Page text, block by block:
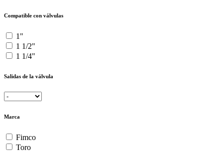
Compatible con válvulas
1"
1 1/2"
1 1/4"
Salidas de la válvula
Marca
Fimco
Toro